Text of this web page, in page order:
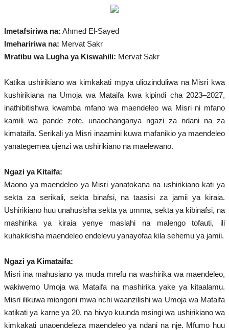
Waratibu wa kitaifa
Maonesho
Makala kuhusu Gamal
Dondoo
Makumbusho ya Gamal Abdel
Nasser
Ziara za Nje
Jamii ya Nasser
Habari
Harakati ya Nasser kwa Vijana
Habari za wanachama
Imetafsiriwa na: Ahmed El-Sayed
Imehaririwa na: Mervat Sakr
Mratibu wa Lugha ya Kiswahili: Mervat Sakr
Katika ushirikiano wa kimkakati mpya uliozinduliwa na Misri kwa
kushirikiana na Umoja wa Mataifa kwa kipindi cha 2023–2027,
inathibitishwa kwamba mfano wa maendeleo wa Misri ni mfano
kamili wa pande zote, unaochanganya ngazi za ndani na za
kimataifa. Serikali ya Misri inaamini kuwa mafanikio ya maendeleo
yanategemea ujenzi wa ushirikiano na maelewano.
Ngazi ya Kitaifa:
Maono ya maendeleo ya Misri yanatokana na ushirikiano kati ya
sekta za serikali, sekta binafsi, na taasisi za jamii ya kiraia.
Ushirikiano huu unahusisha sekta ya umma, sekta ya kibinafsi, na
mashirika ya kiraia yenye maslahi na malengo tofauti, ili
kuhakikisha maendeleo endelevu yanayofaa kila sehemu ya jamii.
Ngazi ya Kimataifa:
Misri ina mahusiano ya muda mrefu na washirika wa maendeleo,
wakiwemo Umoja wa Mataifa na mashirika yake ya kitaalamu.
Misri ilikuwa miongoni mwa nchi waanzilishi wa Umoja wa Mataifa
katikati ya karne ya 20, na hivyo kuunda msingi wa ushirikiano wa
kimkakati unaoendeleza maendeleo ya ndani na nje. Mfumo huu